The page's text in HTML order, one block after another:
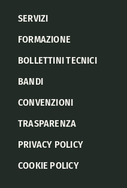
SERVIZI
FORMAZIONE
BOLLETTINI TECNICI
BANDI
CONVENZIONI
TRASPARENZA
PRIVACY POLICY
COOKIE POLICY